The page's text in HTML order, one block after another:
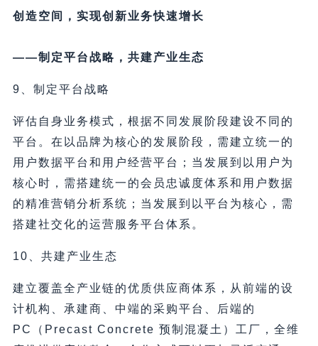
创造空间，实现创新业务快速增长
——制定平台战略，共建产业生态
9、制定平台战略
评估自身业务模式，根据不同发展阶段建设不同的
平台。在以品牌为核心的发展阶段，需建立统一的
用户数据平台和用户经营平台；当发展到以用户为
核心时，需搭建统一的会员忠诚度体系和用户数据
的精准营销分析系统；当发展到以平台为核心，需
搭建社交化的运营服务平台体系。
10、共建产业生态
建立覆盖全产业链的优质供应商体系，从前端的设
计机构、承建商、中端的采购平台、后端的
PC（Precast Concrete 预制混凝土）工厂，全维